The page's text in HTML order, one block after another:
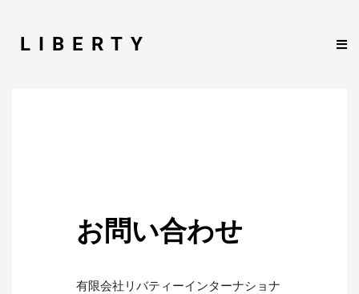
LIBERTY
お問い合わせ
有限会社リバティーインターナショナ